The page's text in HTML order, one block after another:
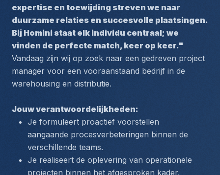
expertise en toewijding streven we naar
duurzame relaties en succesvolle plaatsingen.
Bij Homini staat elk individu centraal; we
vinden de perfecte match, keer op keer."
Vandaag zijn wij op zoek naar een gedreven project
manager voor een vooraanstaand bedrijf in de
warehousing en distributie.
Jouw verantwoordelijkheden:
Je formuleert proactief voorstellen
aangaande procesverbeteringen binnen de
verschillende teams.
Je realiseert de oplevering van operationele
projecten binnen het afgesproken kader.